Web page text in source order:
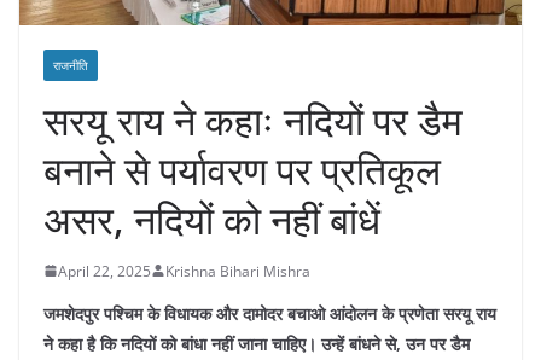
राजनीति
सरयू राय ने कहाः नदियों पर डैम
बनाने से पर्यावरण पर प्रतिकूल
असर, नदियों को नहीं बांधें
April 22, 2025 Krishna Bihari Mishra
जमशेदपुर पश्चिम के विधायक और दामोदर बचाओ आंदोलन के प्रणेता सरयू राय
ने कहा है कि नदियों को बांधा नहीं जाना चाहिए। उन्हें बांधने से, उन पर डैम